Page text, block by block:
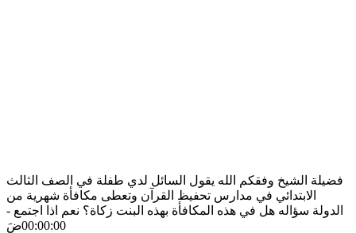
فضيلة الشيخ وفقكم الله يقول السائل لدي طفلة في الصف الثالث
الابتدائي في مدارس تحفيظ القرآن وتعطى مكافأة شهرية من
الدولة سؤاله هل في هذه المكافأة بهذه البنت زكاة؟ نعم اذا اجتمع -
00:00:00ضَ